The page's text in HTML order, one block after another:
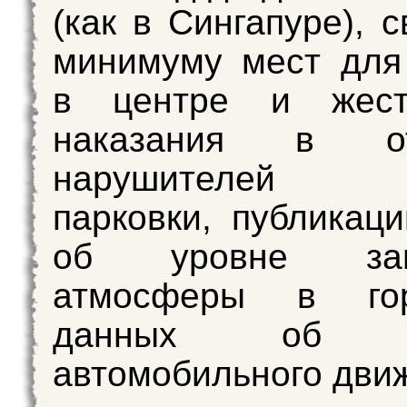
(как в Сингапуре),
минимуму мест для
в центре и
наказания в
нарушителей
парковки,
об уровне
атмосферы в
данных об
автомобильного